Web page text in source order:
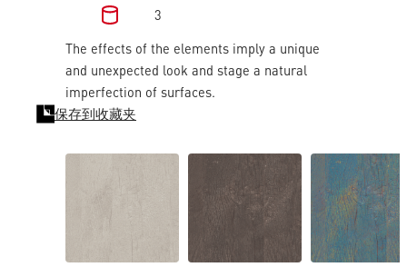
3
The effects of the elements imply a unique
and unexpected look and stage a natural
imperfection of surfaces.
保存到收藏夹